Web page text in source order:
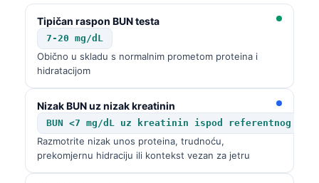
Tipičan raspon BUN testa
7-20 mg/dL
Obično u skladu s normalnim prometom proteina i
hidratacijom
Nizak BUN uz nizak kreatinin
BUN <7 mg/dL uz kreatinin ispod referentnog
Razmotrite nizak unos proteina, trudnoću,
prekomjernu hidraciju ili kontekst vezan za jetru
Монгол
ພາສາລາວ
Basa Jawa
Cebuano
Кыргызча
Татар теле